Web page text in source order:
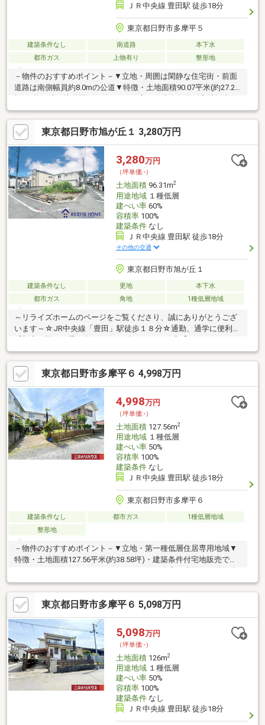
ＪＲ中央線 豊田駅 徒歩18分
東京都日野市多摩平５
建築条件なし 南道路
本下水
都市ガス
上物有り 整形地
－物件のおすすめポイント－▼立地・周囲は閑静な住宅街・前面
道路は南側幅員約8.0mの公道▼特徴・土地面積90.07平米(約27.24
坪)、整形地・接道間口は約11.0mの広さ・建築条件付宅地販売で
はありません・お好きなハウスメーカー・工務店で建築できま
す・都市ガス・本下水・公営水道に対応▼周辺環境・食品の店お
おた多摩平店 徒歩4分(約290m)・日野市立日野第五小学校 徒歩7
分(約560m)・ローソン日野多摩平5丁目店 徒歩3分(約170m)■ ご希
望の住まい探しをお手伝いします ━━━━━・・・物件の詳細・
ご相談はお気軽にお問い合わせください。
東京都日野市旭が丘１ 3,280万円
3,280万円
（坪単価:-）
土地面積96.31m2
用途地域１種低層
建ぺい率60%
容積率100%
建築条件なし
ＪＲ中央線 豊田駅 徒歩18分
その他の交通
東京都日野市旭が丘１
建築条件なし 更地
本下水
都市ガス
角地 1種低層地域
～リライズホームのページをご覧くださり、誠にありがとうござ
います～☆JR中央線「豊田」駅徒歩１８分☆通勤、通学に便利な
「新宿」駅まで乗り換えなしで1本のアクセス◎【Planning
Point】◆建築条件無し売地◎憧れのハウスメーカーで建築できま
す◆陽当たりに恵まれたロケーションです◆なかなか出ない角地
♪家の北側も比較的日照を確保しやすいメリット◆プロの設計士
によるご希望間取りの作成を無料で行います【周辺環境】◇マッ
クスバリュ…徒歩17分◇ファミリーマート…徒歩9分『詳しい資料
のご請求』のみでも大歓迎です！ご見学のご希望など、ぜひお気
軽にお問合せくださいませ
東京都日野市多摩平６ 4,998万円
4,998万円
（坪単価:-）
土地面積127.56m2
用途地域１種低層
建ぺい率50%
容積率100%
建築条件なし
ＪＲ中央線 豊田駅 徒歩18分
東京都日野市多摩平６
建築条件なし 都市ガス
1種低層地域
整形地
－物件のおすすめポイント－▼立地・第一種低層住居専用地域▼
特徴・土地面積127.56平米(約38.58坪)・建築条件付宅地販売では
物は解体後、更地にてお渡し▼周辺環境・日野市立日野第五小学
校 徒歩3分(約180m)・多摩平第4公園 徒歩3分(約190m)・日野市立
病院 徒歩7分(約550m)※建築基準22条指定※本物件は地階を有しな
い階数3階建以下の住宅建築計画又は更地利用の方へ向けた土地販
売■ ご希望の住まい探しをお手伝いします ━━━━━・・・物件
の詳細・ご相談はお気軽にお問い合わせください。
東京都日野市多摩平６ 5,098万円
5,098万円
（坪単価:-）
土地面積126m2
用途地域１種低層
建ぺい率50%
容積率100%
建築条件なし
ＪＲ中央線 豊田駅 徒歩18分